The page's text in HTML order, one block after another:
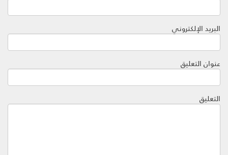
البريد الإلكتروني
عنوان التعليق
التعليق